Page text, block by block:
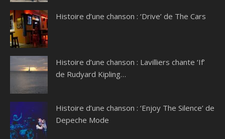
Histoire d’une chanson : ‘Drive’ de The Cars
Histoire d’une chanson : Lavilliers chante ‘If’
de Rudyard Kipling…
Histoire d’une chanson : ‘Enjoy The Silence’ de
Depeche Mode